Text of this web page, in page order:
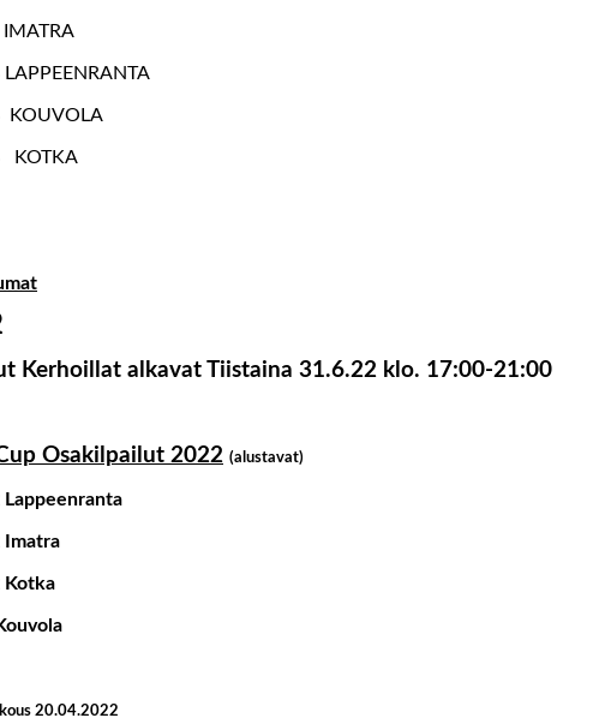
KOUVOLA
KOTKA
Kerhoillat alkavat Tiistaina 31.6.22 klo. 17:00-21:00
Osakilpailut 2022 (alustavat)
Lappeenranta
Imatra
Kotka
20.04.2022